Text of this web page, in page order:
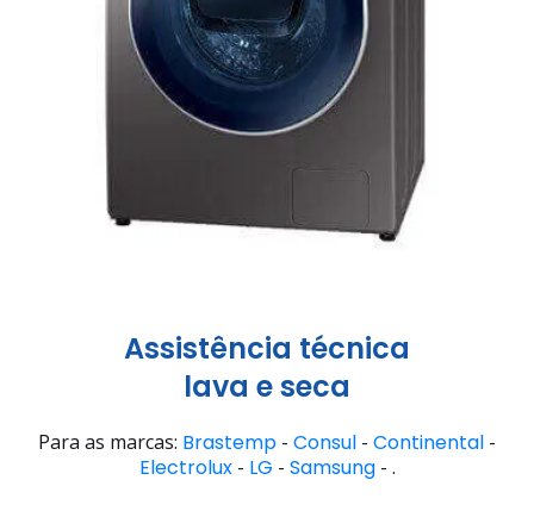
Assistência técnica
lava e seca
Para as marcas: Brastemp - Consul - Continental -
Electrolux- LG - Samsung- .